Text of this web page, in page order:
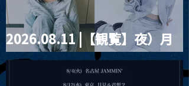
2026.08.11 |【観覧】夜）月
見ル君想フpre. Sugar Shock